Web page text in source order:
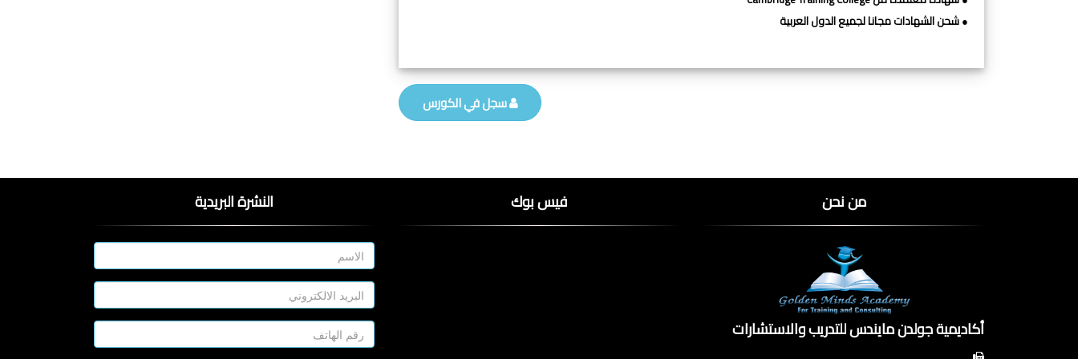
● شحن الشهادات مجانا لجميع الدول العربية
سجل في الكورس
من نحن
أكاديمية جولدن مايندس للتدريب والاستشارات
فيس بوك النشرة البريدية